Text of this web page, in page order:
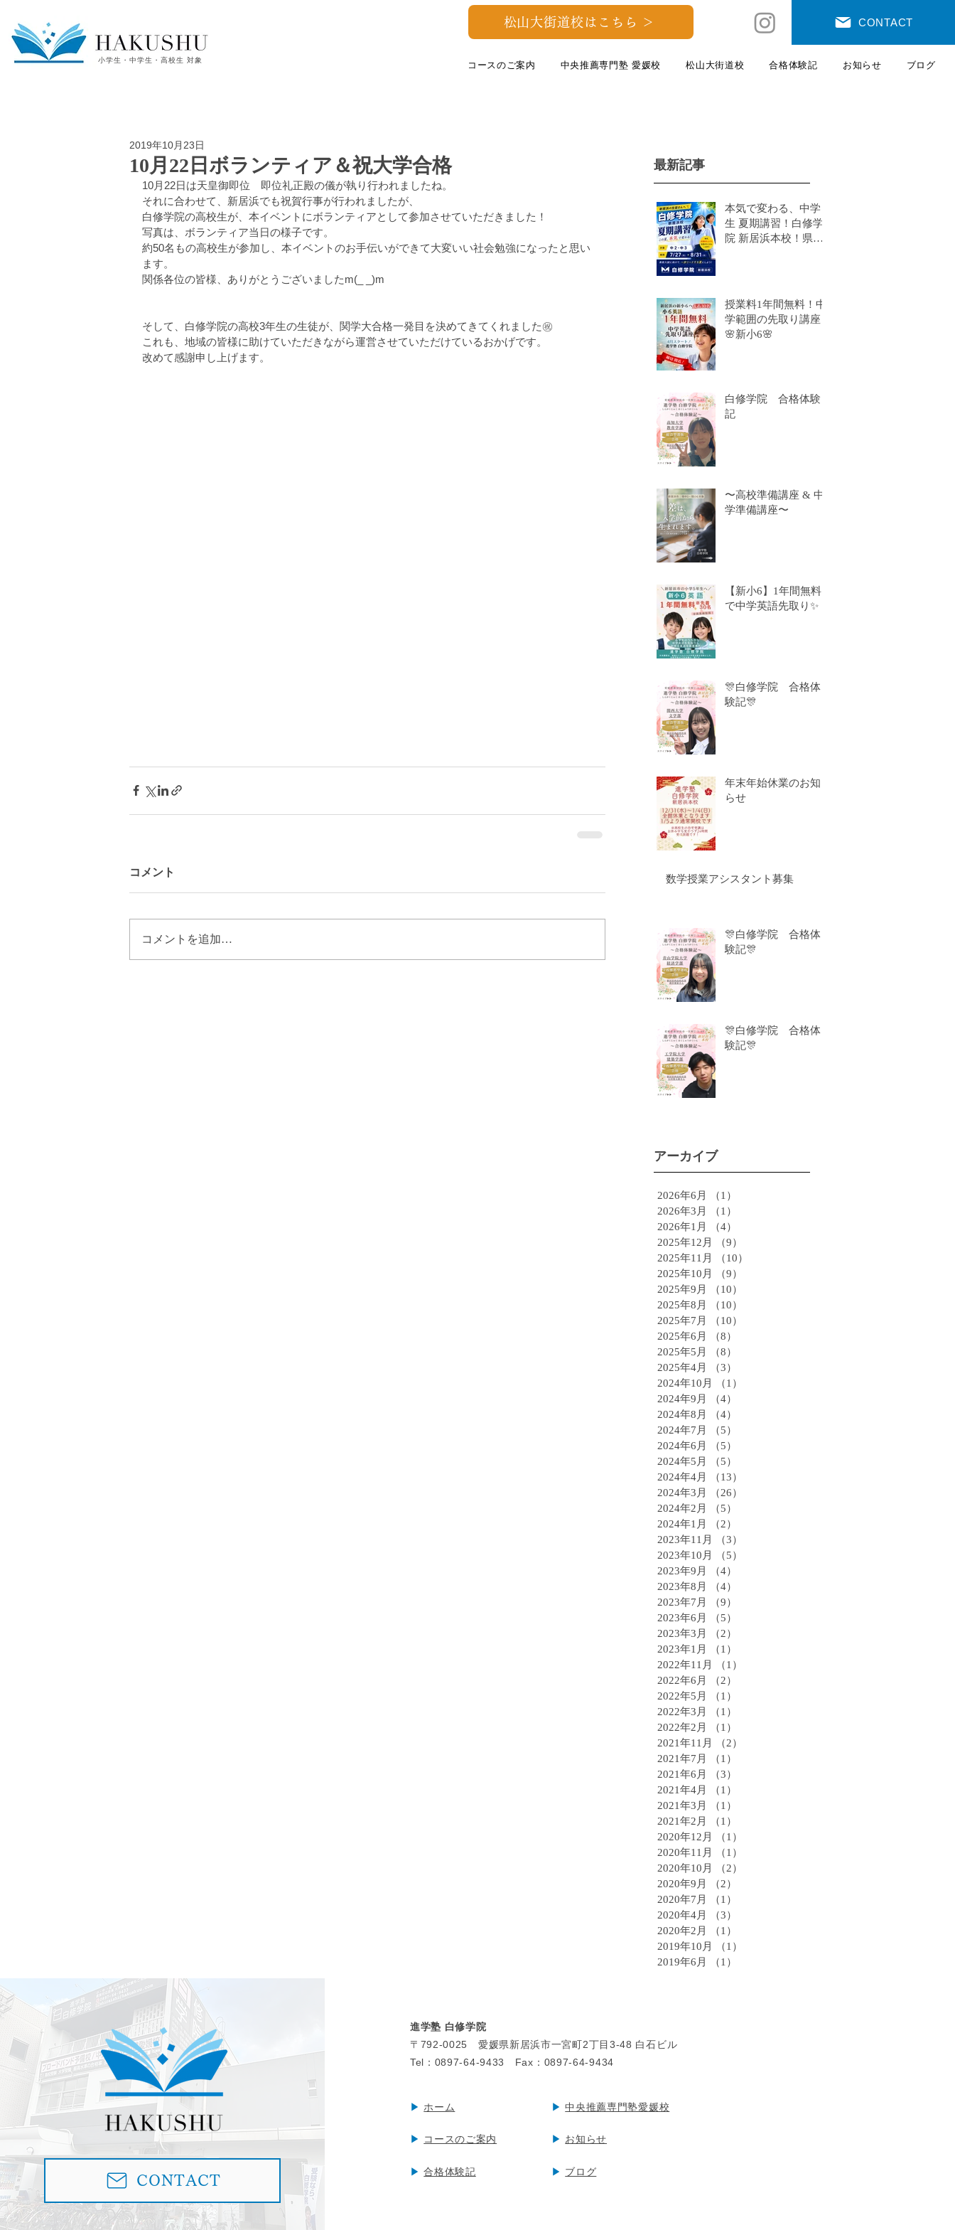
小学生・中学生・高校生 対象
松山大街道校はこちら ＞ CONTACT
コースのご案内 中央推薦専門塾 愛媛校 松山大街道校 合格体験記 お知らせ ブログ
10月22日ボランティア＆祝大学合格
2019年10月23日
10月22日は天皇御即位　即位礼正殿の儀が執り行われましたね。
それに合わせて、新居浜でも祝賀行事が行われましたが、
白修学院の高校生が、本イベントにボランティアとして参加させていただきました！
写真は、ボランティア当日の様子です。
約50名もの高校生が参加し、本イベントのお手伝いができて大変いい社会勉強になったと思い
ます。
関係各位の皆様、ありがとうございましたm(_ _)m
そして、白修学院の高校3年生の生徒が、関学大合格一発目を決めてきてくれました㊗
これも、地域の皆様に助けていただきながら運営させていただけているおかげです。
改めて感謝申し上げます。
コメント
コメントを追加…
最新記事
本気で変わる、中学
生 夏期講習！白修学
院 新居浜本校！県模
授業料1年間無料！中
学範囲の先取り講座
🌸新小6🌸
白修学院 合格体験
記
〜高校準備講座 & 中
学準備講座〜
【新小6】1年間無料
で中学英語先取り✨
🎊白修学院 合格体
験記🎊
年末年始休業のお知
らせ
数学授業アシスタント募集
🎊白修学院 合格体
験記🎊
🎊白修学院 合格体
験記🎊
アーカイブ
2026年6月 （1）
2026年3月
（1）
2026年1月
（4）
2025年12月
（9）
2025年11月
（10）
2025年10月
（9）
2025年9月
（10）
2025年8月
（10）
2025年7月
（10）
2025年6月
（8）
2025年5月
（8）
2025年4月
（3）
2024年10月
（1）
2024年9月
（4）
2024年8月
（4）
2024年7月
（5）
2024年6月
（5）
2024年5月
（5）
2024年4月
（13）
2024年3月
（26）
2024年2月
（5）
2024年1月
（2）
2023年11月
（3）
2023年10月
（5）
2023年9月
（4）
2023年8月
（4）
2023年7月
（9）
2023年6月
（5）
2023年3月
（2）
2023年1月
（1）
2022年11月
（1）
2022年6月
（2）
2022年5月
（1）
2022年3月
（1）
2022年2月
（1）
2021年11月
（2）
2021年7月
（1）
2021年6月
（3）
2021年4月
（1）
2021年3月
（1）
2021年2月
（1）
2020年12月
（1）
2020年11月
（1）
2020年10月
（2）
2020年9月
（2）
2020年7月
（1）
2020年4月
（3）
2020年2月
（1）
2019年10月
（1）
2019年6月
（1）
CONTACT
進学塾 白修学院
〒792-0025 愛媛県新居浜市一宮町2丁目 3-48 白石ビル
Tel： 0897-64-9433 Fax：0897-64-9434
▶︎ ホーム
▶︎ コースのご案内
▶︎合格体験記
▶︎中央推薦専門塾愛媛校
▶︎ お知らせ
▶︎ ブログ